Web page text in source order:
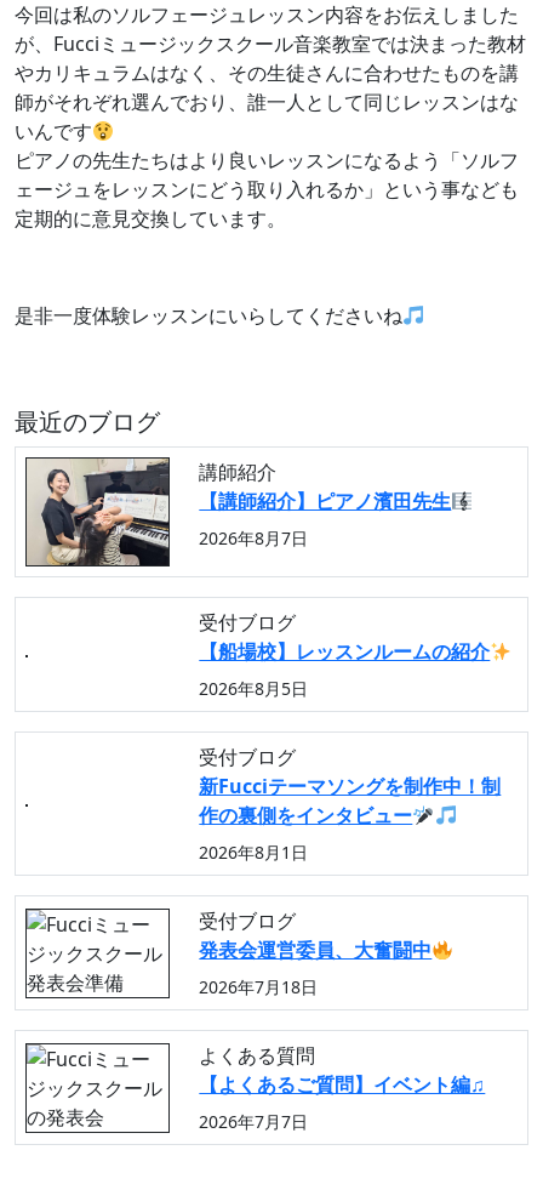
今回は私のソルフェージュレッスン内容をお伝えしました
が、Fucciミュージックスクール音楽教室では決まった教材
やカリキュラムはなく、その生徒さんに合わせたものを講
師がそれぞれ選んでおり、誰一人として同じレッスンはな
いんです
ピアノの先生たちはより良いレッスンになるよう「ソルフ
ェージュをレッスンにどう取り入れるか」という事なども
定期的に意見交換しています。
是非一度体験レッスンにいらしてくださいね
最近のブログ
講師紹介
【講師紹介】ピアノ濱田先生
2026年8月7日
受付ブログ
【船場校】レッスンルームの紹介
2026年8月5日
受付ブログ
新Fucciテーマソングを制作中！制
作の裏側をインタビュー
2026年8月1日
受付ブログ
発表会運営委員、大奮闘中
2026年7月18日
よくある質問
【よくあるご質問】イベント編♫
2026年7月7日